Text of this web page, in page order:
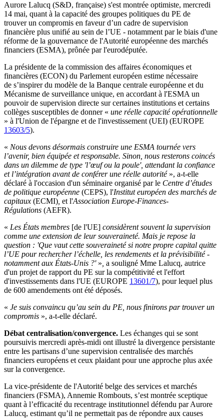
Aurore Lalucq (S&D, française) s'est montrée optimiste, mercredi
14 mai, quant à la capacité des groupes politiques du PE de
trouver un compromis en faveur d’un cadre de supervision
financière plus unifié au sein de l’UE - notamment par le biais d'une
réforme de la gouvernance de l'Autorité européenne des marchés
financiers (ESMA), prônée par l'eurodéputée.
La présidente de la commission des affaires économiques et
financières (ECON) du Parlement européen estime nécessaire
de s’inspirer du modèle de la Banque centrale européenne et du
Mécanisme de surveillance unique, en accordant à l'ESMA un
pouvoir de supervision directe sur certaines institutions et certains
collèges susceptibles de donner « une réelle capacité opérationnelle
» à l'Union de l'épargne et de l'investissement (UEI) (EUROPE
13603/5).
« Nous devons désormais construire une ESMA tournée vers
l’avenir, bien équipée et responsable. Sinon, nous resterons coincés
dans un dilemme de type 'l’œuf ou la poule', attendant la confiance
et l’intégration avant de conférer une réelle autorité », a-t-elle
déclaré à l'occasion d'un séminaire organisé par le Centre d’études
de politique européenne (CEPS), l'Institut européen des marchés de
capitaux (ECMI) et l'Association Europe-Finances-
Régulations (AEFR).
« Les États membres [de l'UE] considèrent souvent la supervision
comme une extension de leur souveraineté. Mais je repose la
question : 'Que vaut cette souveraineté si notre propre capital quitte
l’UE pour rechercher l’échelle, les rendements et la prévisibilité -
notamment aux États-Unis ?' » a souligné Mme Lalucq, autrice
d'un projet de rapport du PE sur la compétitivité et l'effort
d'investissements dans l'UE (EUROPE 13601/7), pour lequel plus
de 600 amendements ont été déposés.
« Je suis convaincu qu’au sein du PE, nous finirons par trouver un
compromis », a-t-elle déclaré.
Débat centralisation/convergence. Les échanges qui se sont
poursuivis mercredi après-midi ont illustré la divergence persistante
entre les partisans d’une supervision centralisée des marchés
financiers européens et ceux plaidant pour une approche plus axée
sur la convergence.
La vice-présidente de l'Autorité belge des services et marchés
financiers (FSMA), Annemie Rombouts, s’est montrée sceptique
quant à l’efficacité du recentrage institutionnel défendu par Aurore
Lalucq, estimant qu’il ne permettait pas de répondre aux causes